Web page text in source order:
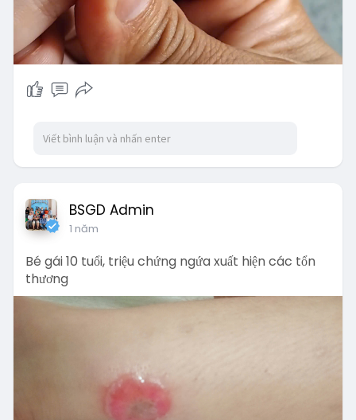
BSGD Admin
1 năm
Bé gái 10 tuổi, triệu chứng ngứa xuất hiện các tổn
thương